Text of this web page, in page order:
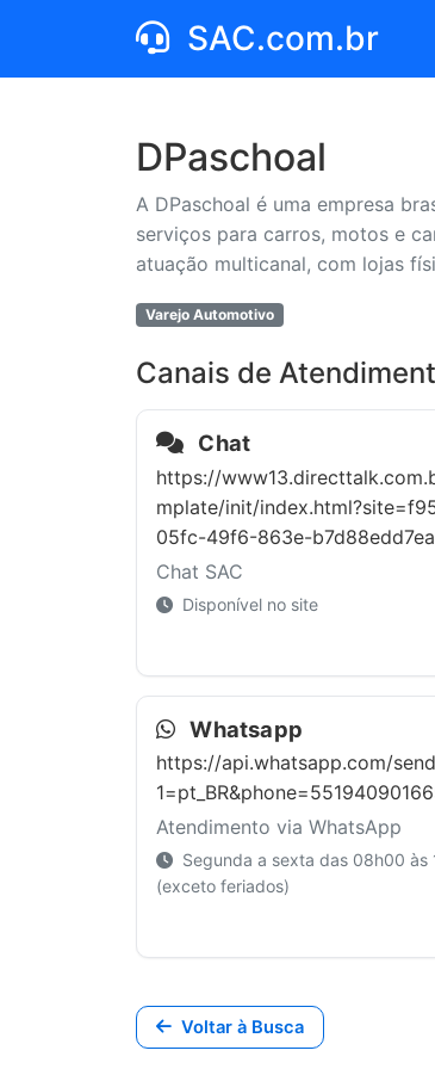
SAC.com.br
DPaschoal
A DPaschoal é uma empresa
serviços para carros, motos e
atuação multicanal, com lojas
Varejo Automotivo
Canais de
Chat
https://
mplate/init/
05fc-49f6-863e-
Chat SAC
Disponível no site
Whatsapp
https://api.whatsapp.com/
Atendimento via WhatsApp
Segunda a sexta das 08h00 às
(exceto feriados)
Voltar à Busca